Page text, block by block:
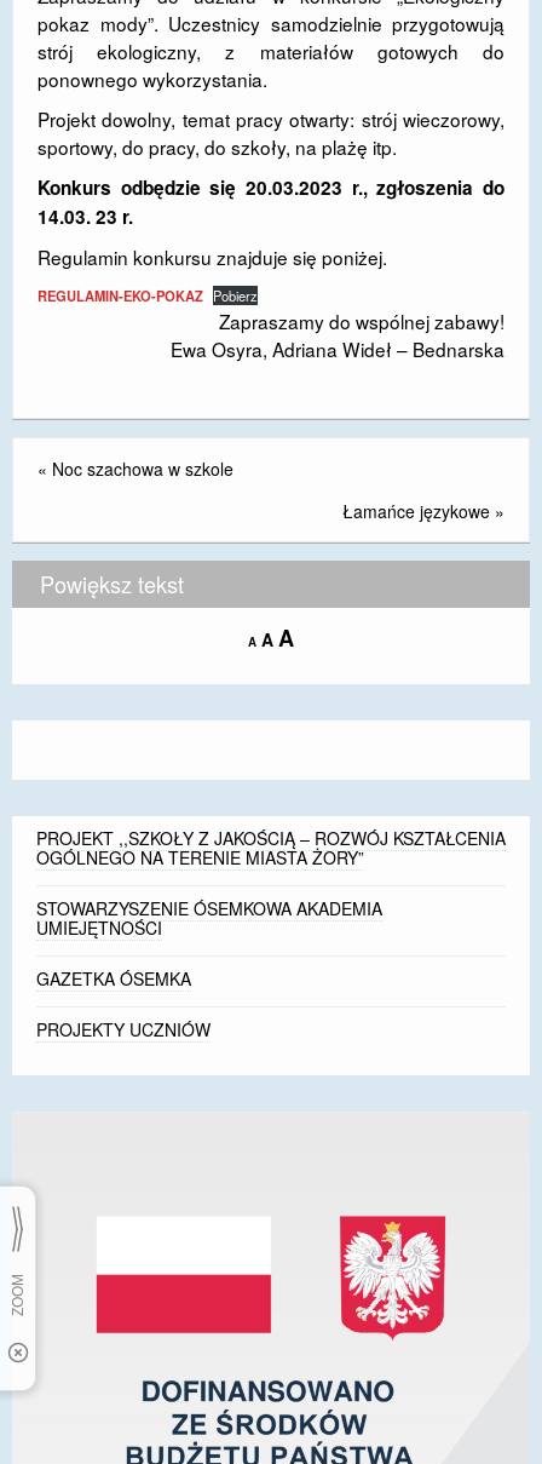
DOSTĘPNOŚĆ
POLITYKA PRYWATNOŚCI
RODO
EGZAMIN ÓSMOKLASISTY
STANDARDY OCHRONY MAŁOLETNICH
PROJEKT ,,SZKOŁY Z JAKOŚCIĄ – ROZWÓJ
KSZTAŁCENIA OGÓLNEGO NA TERENIE MIASTA
mLegitymacja
pokaz mody”. Uczestnicy samodzielnie przygotowują
strój ekologiczny, z materiałów gotowych do
ponownego wykorzystania.
Projekt dowolny, temat pracy otwarty: strój wieczorowy,
sportowy, do pracy, do szkoły, na plażę itp.
Konkurs odbędzie się 20.03.2023 r., zgłoszenia do
14.03. 23 r.
Regulamin konkursu znajduje się poniżej.
REGULAMIN-EKO-POKAZ Pobierz
Zapraszamy do wspólnej zabawy!
Ewa Osyra, Adriana Wideł – Bednarska
« Noc szachowa w szkole
Łamańce językowe »
Powiększ tekst
A Decrease
size.
A Reset
size.
AIncrease
size.
PROJEKT ,,SZKOŁY Z JAKOŚCIĄ – ROZWÓJ KSZTAŁCENIA
OGÓLNEGO NA TERENIE MIASTA ŻORY”
STOWARZYSZENIE ÓSEMKOWA AKADEMIA
UMIEJĘTNOŚCI
GAZETKA ÓSEMKA
PROJEKTY UCZNIÓW